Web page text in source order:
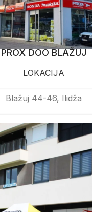
PROX DOO BLAŽUJ
LOKACIJA
Blažuj 44-46, Ilidža